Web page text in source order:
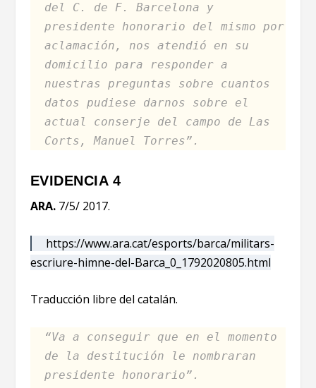
del C. de F. Barcelona y
presidente honorario del mismo por
aclamación, nos atendió en su
domicilio para responder a
nuestras preguntas sobre cuantos
datos pudiese darnos sobre el
actual conserje del campo de Las
Corts, Manuel Torres”.
EVIDENCIA 4
ARA.7/5/ 2017.
https://www.ara.cat/esports/barca/militars-
escriure-himne-del-Barca_0_1792020805.html
Traducción libre del catalán.
“Va a conseguir que en el momento
de la destitución le nombraran
presidente honorario”.